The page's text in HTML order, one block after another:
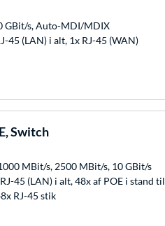
GBit/s, Auto-MDI/MDIX
45 (LAN) i alt, 1x RJ-45 (WAN)
Switch
MBit/s, 2500 MBit/s, 10 GBit/s
45 (LAN) i alt, 48x af POE i stand til
RJ-45 stik